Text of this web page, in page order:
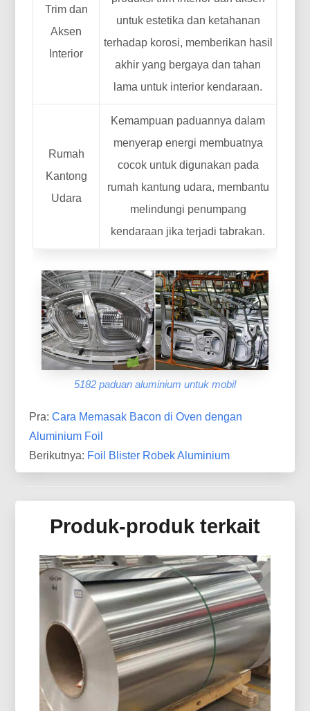
Trim dan
Aksen
Interior
untuk estetika dan ketahanan
terhadap korosi, memberikan hasil
akhir yang bergaya dan tahan
lama untuk interior kendaraan.
Rumah
Kantong
Udara
Kemampuan paduannya dalam
menyerap energi membuatnya
cocok untuk digunakan pada
rumah kantung udara, membantu
melindungi penumpang
kendaraan jika terjadi tabrakan.
5182 paduan aluminium untuk mobil
Pra:Cara Memasak Bacon di Oven dengan
Aluminium Foil
Berikutnya: Foil Blister Robek Aluminium
Produk-produk terkait